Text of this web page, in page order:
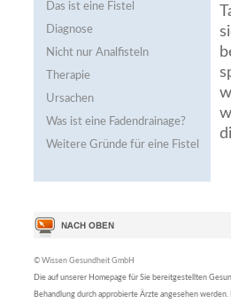
Das ist eine Fistel
Diagnose
Nicht nur Analfisteln
Therapie
Ursachen
Was ist eine Fadendrainage?
Weitere Gründe für eine Fistel
© Wissen Gesundheit GmbH
Die auf unserer Homepage für Sie bereitgestellten
Behandlung durch approbierte Ärzte angesehen